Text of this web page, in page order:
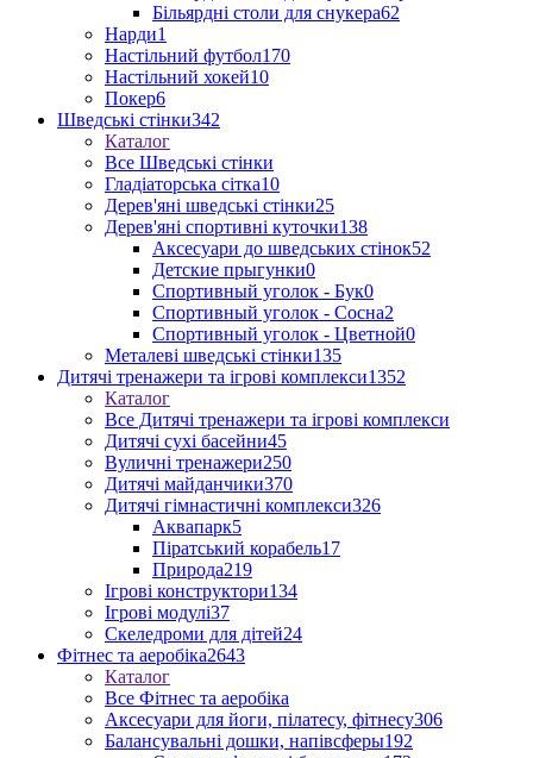
Більярдні столи для снукера62
Нарди1
Настільний футбол170
Настільний хокей10
Покер6
Шведські стінки342
Каталог
Все Шведські стінки
Гладіаторська сітка10
Дерев'яні шведські стінки25
Дерев'яні спортивні куточки138
Аксесуари до шведських стінок52
Детские прыгунки0
Спортивный уголок - Бук0
Спортивный уголок - Сосна2
Спортивный уголок - Цветной0
Металеві шведські стінки135
Дитячі тренажери та ігрові комплекси1352
Каталог
Все Дитячі тренажери та ігрові комплекси
Дитячі сухі басейни45
Вуличні тренажери250
Дитячі майданчики370
Дитячі гімнастичні комплекси326
Аквапарк5
Піратський корабель17
Природа219
Ігрові конструктори134
Ігрові модулі37
Скеледроми для дітей24
Фітнес та аеробіка2643
Каталог
Все Фітнес та аеробіка
Аксесуари для йоги, пілатесу, фітнесу306
Балансувальні дошки, напівсферы192